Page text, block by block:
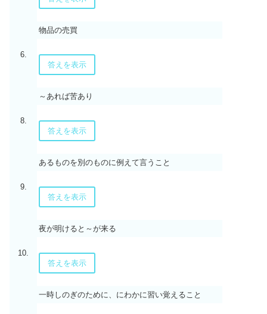
6.
物品の売買
答えを表示
8.
～あれば苦あり
答えを表示
9.
あるものを別のものに例えて言うこと
答えを表示
10.
夜が明けると～が来る
答えを表示
一時しのぎのために、にわかに習い覚えること